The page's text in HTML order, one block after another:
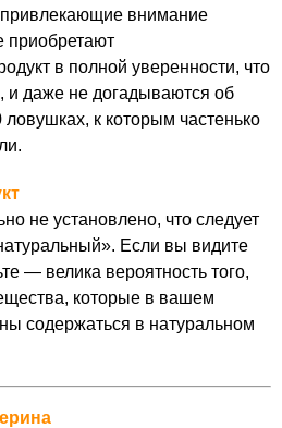
внимание
приобретают
в полной уверенности, что
и даже не догадываются об
к которым частенько
не установлено, что следует
Если вы видите
— велика вероятность того,
которые в вашем
содержаться в натуральном